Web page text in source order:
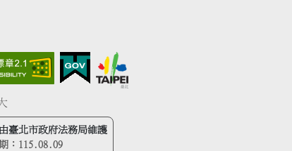
臺北市政府法務局維護
： 115.08.09